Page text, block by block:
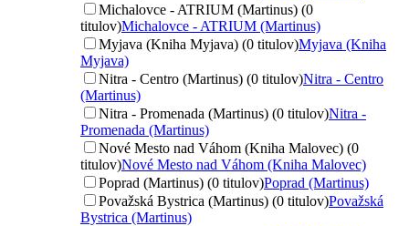
Michalovce - ATRIUM (Martinus) (0
titulov)Michalovce - ATRIUM (Martinus)
Myjava (Kniha Myjava) (0 titulov)Myjava (Kniha
Myjava)
Nitra - Centro (Martinus) (0 titulov)Nitra - Centro
(Martinus)
Nitra - Promenada (Martinus) (0 titulov)Nitra -
Promenada (Martinus)
Nové Mesto nad Váhom (Kniha Malovec) (0
titulov)Nové Mesto nad Váhom (Kniha Malovec)
Poprad (Martinus) (0 titulov)Poprad (Martinus)
Považská Bystrica (Martinus) (0 titulov)Považská
Bystrica (Martinus)